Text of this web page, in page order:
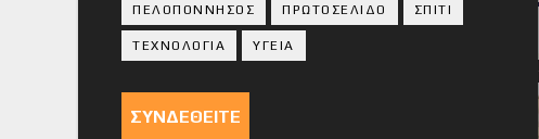
ΠΕΛΟΠΟΝΝΗΣΟΣ ΠΡΩΤΟΣΕΛΙΔΟ ΣΠΙΤΙ
ΤΕΧΝΟΛΟΓΙΑ ΥΓΕΙΑ
ΣΥΝΔΕΘΕΙΤΕ